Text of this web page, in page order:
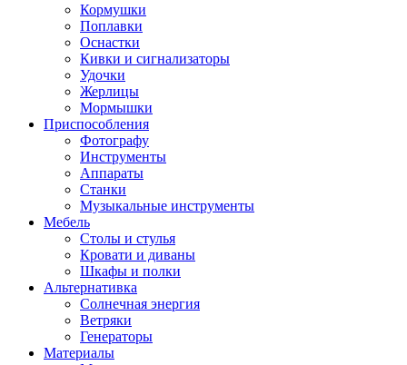
Кормушки
Поплавки
Оснастки
Кивки и сигнализаторы
Удочки
Жерлицы
Мормышки
Приспособления
Фотографу
Инструменты
Аппараты
Станки
Музыкальные инструменты
Мебель
Столы и стулья
Кровати и диваны
Шкафы и полки
Альтернативка
Солнечная энергия
Ветряки
Генераторы
Материалы